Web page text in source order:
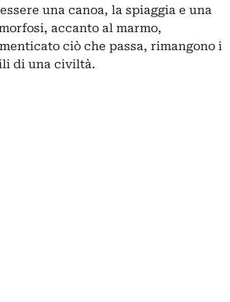
una canoa, la spiaggia e una
accanto al marmo,
ciò che passa, rimangono i
di una civiltà.